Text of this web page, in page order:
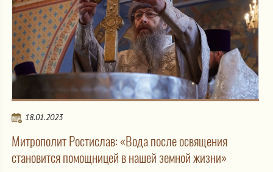
18.01.2023
Митрополит Ростислав: «Вода после освящения
становится помощницей в нашей земной жизни»